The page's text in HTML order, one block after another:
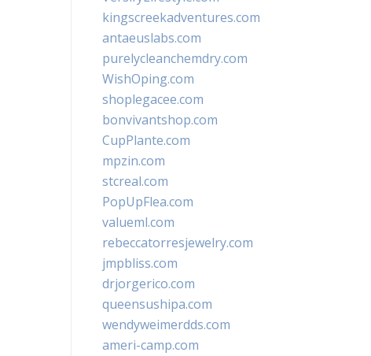
kingscreekadventures.com
antaeuslabs.com
purelycleanchemdry.com
WishOping.com
shoplegacee.com
bonvivantshop.com
CupPlante.com
mpzin.com
stcreal.com
PopUpFlea.com
valueml.com
rebeccatorresjewelry.com
jmpbliss.com
drjorgerico.com
queensushipa.com
wendyweimerdds.com
ameri-camp.com